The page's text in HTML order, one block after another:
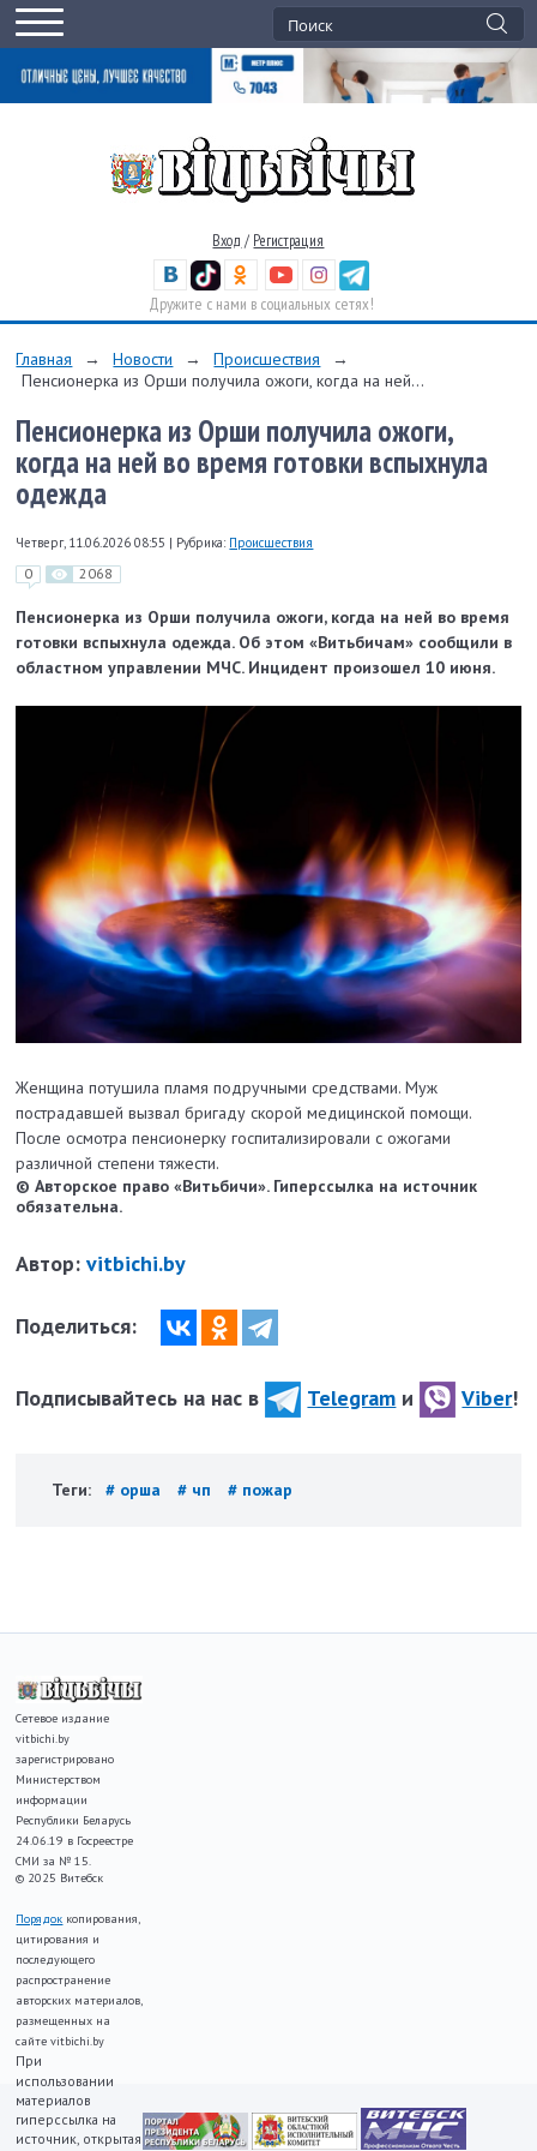
Вход / Регистрация
Дружите с нами в социальных сетях!
Главная → Новости → Происшествия
→
Пенсионерка из Орши получила ожоги, когда на ней...
Пенсионерка из Орши получила ожоги,
когда на ней во время готовки вспыхнула
одежда
Четверг, 11.06.2026 08:55 | Рубрика: Происшествия
0 2068
Пенсионерка из Орши получила ожоги, когда на ней во время
готовки вспыхнула одежда. Об этом «Витьбичам» сообщили в
областном управлении МЧС. Инцидент произошел 10 июня.
Женщина потушила пламя подручными средствами. Муж
пострадавшей вызвал бригаду скорой медицинской помощи.
После осмотра пенсионерку госпитализировали с ожогами
различной степени тяжести.
© Авторское право «Витьбичи». Гиперссылка на источник
обязательна.
Автор:vitbichi.by
Поделиться:
Подписывайтесь на нас в Telegram и Viber!
Теги: # орша # чп # пожар
Сетевое издание
vitbichi.by
зарегистрировано
Министерством
информации
Республики Беларусь
24.06.19 в Госреестре
СМИ за № 15.
© 2025 Витебск
Порядок копирования,
цитирования и
последующего
распространение
авторских материалов,
размещенных на
сайте vitbichi.by
При
использовании
материалов
гиперссылка на
источник, открытая